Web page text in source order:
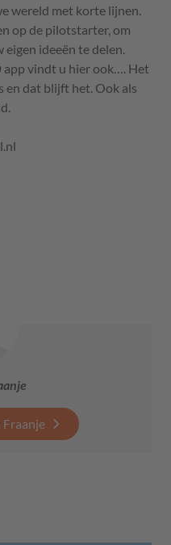
wereld met korte lijnen.
op de pilotstarter, om
eigen ideeën te delen.
vindt u hier ook…. Het
en dat blijft het. Ook als
Fraanje